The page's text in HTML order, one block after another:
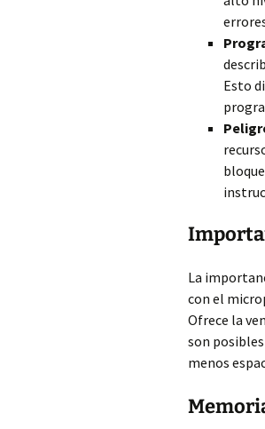
Esto
La
con el
Ofrece la
son
menos